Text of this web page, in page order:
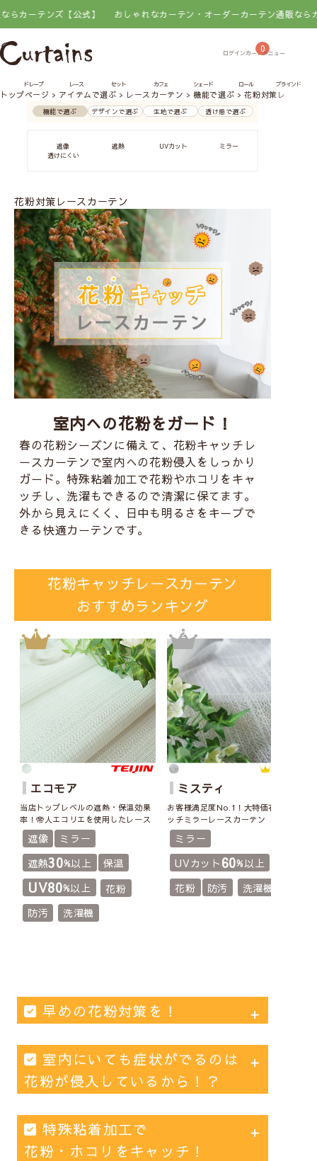
テンズ【公式】 おしゃれなカーテン・オーダーカーテン通販ならカーテ
0
ドレープ レース セット カフェ シェード ロール ブラインド
トップページ アイテムで選ぶ レースカーテン 機能で選ぶ 花粉対策レースカ
機能で選ぶ デザインで選ぶ 生地で選ぶ 透け感で選ぶ
遮像
透けにくい
遮熱 UVカット ミラー
花粉対策レースカーテン
室内への花粉をガード！
春の花粉シーズンに備えて、花粉キャッチレ
ースカーテンで室内への花粉侵入をしっかり
ガード。特殊粘着加工で花粉やホコリをキャ
ッチし、洗濯もできるので清潔に保てます。
外から見えにくく、日中も明るさをキープで
きる快適カーテンです。
花粉キャッチレースカーテン
おすすめランキング
エコモア
当店トップレベルの遮熱・保温効果
率！帝人エコリエを使用したレース
遮像
ミラー
遮熱30%以上 保温
UV80%以上
花粉
防汚
洗濯機
ミスティ
お客様満足度No.1！大特価花粉キャ
ッチミラーレースカーテン
ミラー
UVカット 60%以上
花粉
防汚 洗濯機
早めの花粉対策を！
花粉対策準備は2月からがベスト
地方によって差はありますが、1年中様々な
スギ・ヒノキ花粉は早くて2月頃に飛びはじ
め、春に飛散ピークを迎えます。 花粉対策
室内にいても症状がでるのは
花粉が侵入しているから！？
レースカーテンを閉めて換気するだけ
で花粉が4分の1減少！
特殊粘着加工で
花粉・ホコリをキャッチ！